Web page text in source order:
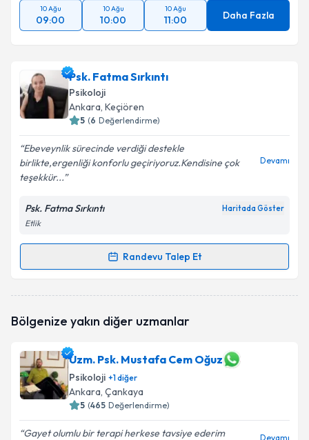
10 Ağu
09:00
10 Ağu
10:00
10 Ağu
11:00 Daha Fazla
Psk. Fatma Sırkıntı
Psikoloji
Ankara, Keçiören
5 (6 Değerlendirme)
Ebeveynlik sürecinde verdiği destekle
birlikte,ergenliği konforlu geçiriyoruz.Kendisine çok
teşekkür...
Devamı
Psk. Fatma Sırkıntı Haritada Göster
Etlik
Randevu Talep Et
Randevu Takvimi Talebi
oluşturun. Size bu uzmandan randevu almanız için bir
E-posta Adresiniz
Kişisel verilerimin işlenmesine ilişkinAydınlatma
Bölgenize yakın diğer uzmanlar
Uzm. Psk. Mustafa Cem Oğuz
Psikoloji +1diğer
Ankara, Çankaya
5 (465 Değerlendirme)
Gayet olumlu bir terapi herkese tavsiye ederim
Devamı